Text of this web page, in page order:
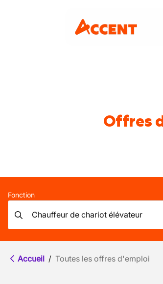
Offres
Fonction
Accueil / Toutes les offres d'emploi